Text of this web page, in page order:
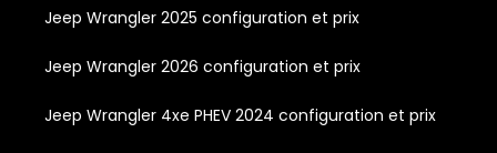
Jeep Wrangler 2025 configuration et prix
Jeep Wrangler 2026 configuration et prix
Jeep Wrangler 4xe PHEV 2024 configuration et prix